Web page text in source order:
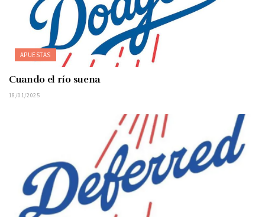
APUESTAS
Cuando el río suena
18/01/2025